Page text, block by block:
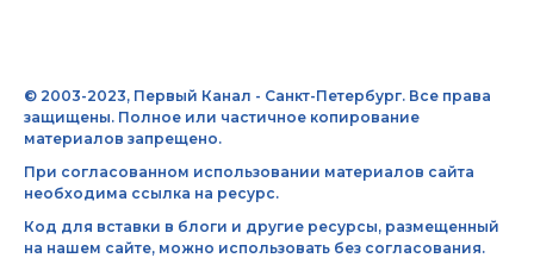
© 2003-2023, Первый Канал - Санкт-Петербург. Все права
защищены. Полное или частичное копирование
материалов запрещено.
При согласованном использовании материалов сайта
необходима ссылка на ресурс.
Код для вставки в блоги и другие ресурсы, размещенный
на нашем сайте, можно использовать без согласования.